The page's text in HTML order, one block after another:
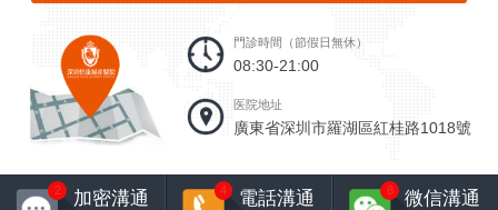
門診時間（節假日無休）
08:30-21:00
医院地址
廣東省深圳市羅湖區紅桂路1018號
加密溝通
2 電話溝通
4 微信溝通
8